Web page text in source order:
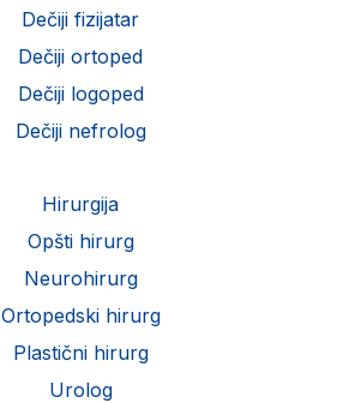
Dečiji fizijatar
Dečiji ortoped
Dečiji logoped
Dečiji nefrolog
Hirurgija
Opšti hirurg
Neurohirurg
Ortopedski hirurg
Plastični hirurg
Urolog